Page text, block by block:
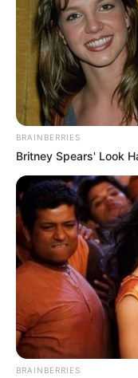
ทิศที่
ตะวัน
ตะวั
มงค
ใช้ต่
เสริ
สัปดาห์นี้การงา
ประจำจะโดดเด่
ทรัพย์เพราะขอ
BRAINBERRIES
Britney Spears' Look
BRAINBERRIES